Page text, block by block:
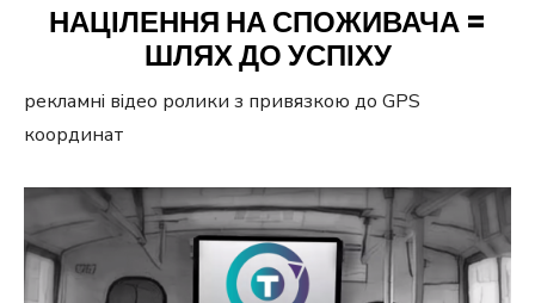
НАЦІЛЕННЯ НА СПОЖИВАЧА =
ШЛЯХ ДО УСПІХУ
рекламні відео ролики з привязкою до GPS
координат